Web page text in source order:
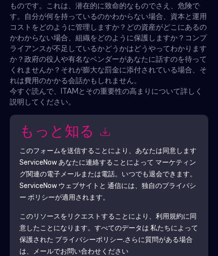
ものです。これは、潜在的に致命的なものでさえ、危険で
す。自分が何を持っているのかわからない場合、資本と運用
コストをどのように管理しますか？どの資産がどこにあるの
かわからない場合、組織をどのように保護しますか？コンプ
ライアンスが不足しているかどうかはどうやってわかります
か？政府の役人や有名なベンダーがあなたに話すのを待って
くれませんか？それが膨大な罰金に添付されている場合、そ
れは費用のかかる会話かもしれません。
今すぐ読んで、ITAMとその重要性の高まりについて詳しく
説明してください。
もっと知る
このフォームを送信することにより、あなたは同意します
ServiceNowあなたに連絡することによって マーケティン
グ関連の電子メールまたは電話。いつでも退会できます。
ServiceNowウェブサイトと 通信には、独自のプライバシ
ー ポリシーが適用されます。
このリソースをリクエストすることにより、利用規約に同
意したことになります。すべてのデータは 私たちによって
保護された プライバシーポリシー.さらに質問がある場合
は、メールでお問い合わせください